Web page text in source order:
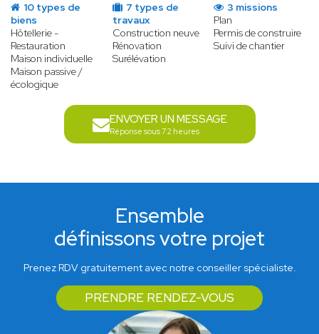
10 types de
biens
Hôtellerie -
Restauration
Maison individuelle
Maison passive /
écologique
7 types de
travaux
Construction neuve
Rénovation
Surélévation
3 missions
Plan
Permis de construire
Suivi de chantier
ENVOYER UN MESSAGE
Réponse sous 72 heures
Ensemble
définissons votre projet
Prenez RDV gratuitement avec notre conseiller spécialiste.
PRENDRE RENDEZ-VOUS